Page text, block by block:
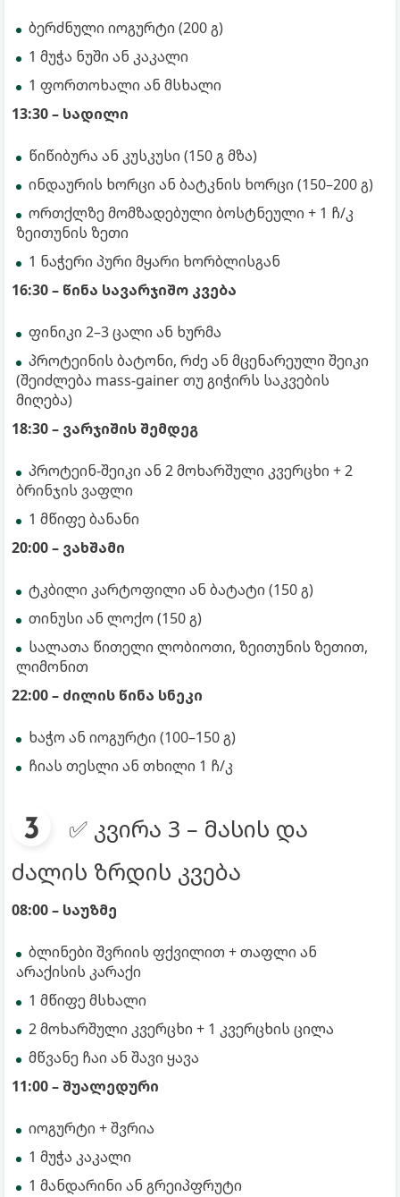
ბერძნული იოგურტი (200 გ)
1 მუჭა ნუში ან კაკალი
1 ფორთოხალი ან მსხალი
13:30 – სადილი
წიწიბურა ან კუსკუსი (150 გ მზა)
ინდაურის ხორცი ან ბატკნის ხორცი (150–200 გ)
ორთქლზე მომზადებული ბოსტნეული + 1 ჩ/კ
ზეითუნის ზეთი
1 ნაჭერი პური მყარი ხორბლისგან
16:30 – წინა სავარჯიშო კვება
ფინიკი 2–3 ცალი ან ხურმა
პროტეინის ბატონი, რძე ან მცენარეული შეიკი
(შეიძლება mass-gainer თუ გიჭირს საკვების
მიღება)
18:30 – ვარჯიშის შემდეგ
პროტეინ-შეიკი ან 2 მოხარშული კვერცხი + 2
ბრინჯის ვაფლი
1 მწიფე ბანანი
20:00 – ვახშამი
ტკბილი კარტოფილი ან ბატატი (150 გ)
თინუსი ან ლოქო (150 გ)
სალათა წითელი ლობიოთი, ზეითუნის ზეთით,
ლიმონით
22:00 – ძილის წინა სნეკი
ხაჭო ან იოგურტი (100–150 გ)
ჩიას თესლი ან თხილი 1 ჩ/კ
✅ კვირა 3 – მასის და
ძალის ზრდის კვება
08:00 – საუზმე
ბლინები შვრიის ფქვილით + თაფლი ან
არაქისის კარაქი
1 მწიფე მსხალი
2 მოხარშული კვერცხი + 1 კვერცხის ცილა
მწვანე ჩაი ან შავი ყავა
11:00 – შუალედური
იოგურტი + შვრია
1 მუჭა კაკალი
1 მანდარინი ან გრეიპფრუტი